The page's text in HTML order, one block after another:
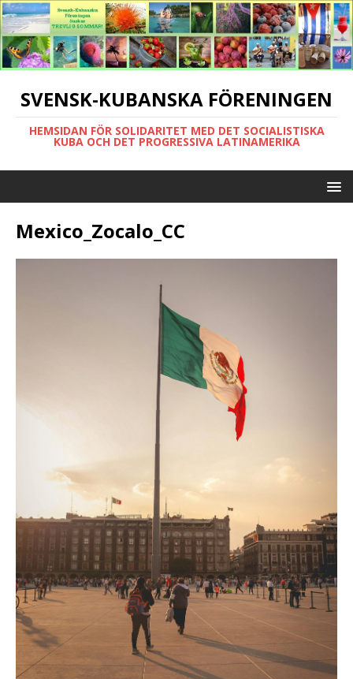
SVENSK-KUBANSKA FÖRENINGEN
HEMSIDAN FÖR SOLIDARITET MED DET SOCIALISTISKA
KUBA OCH DET PROGRESSIVA LATINAMERIKA
Mexico_Zocalo_CC